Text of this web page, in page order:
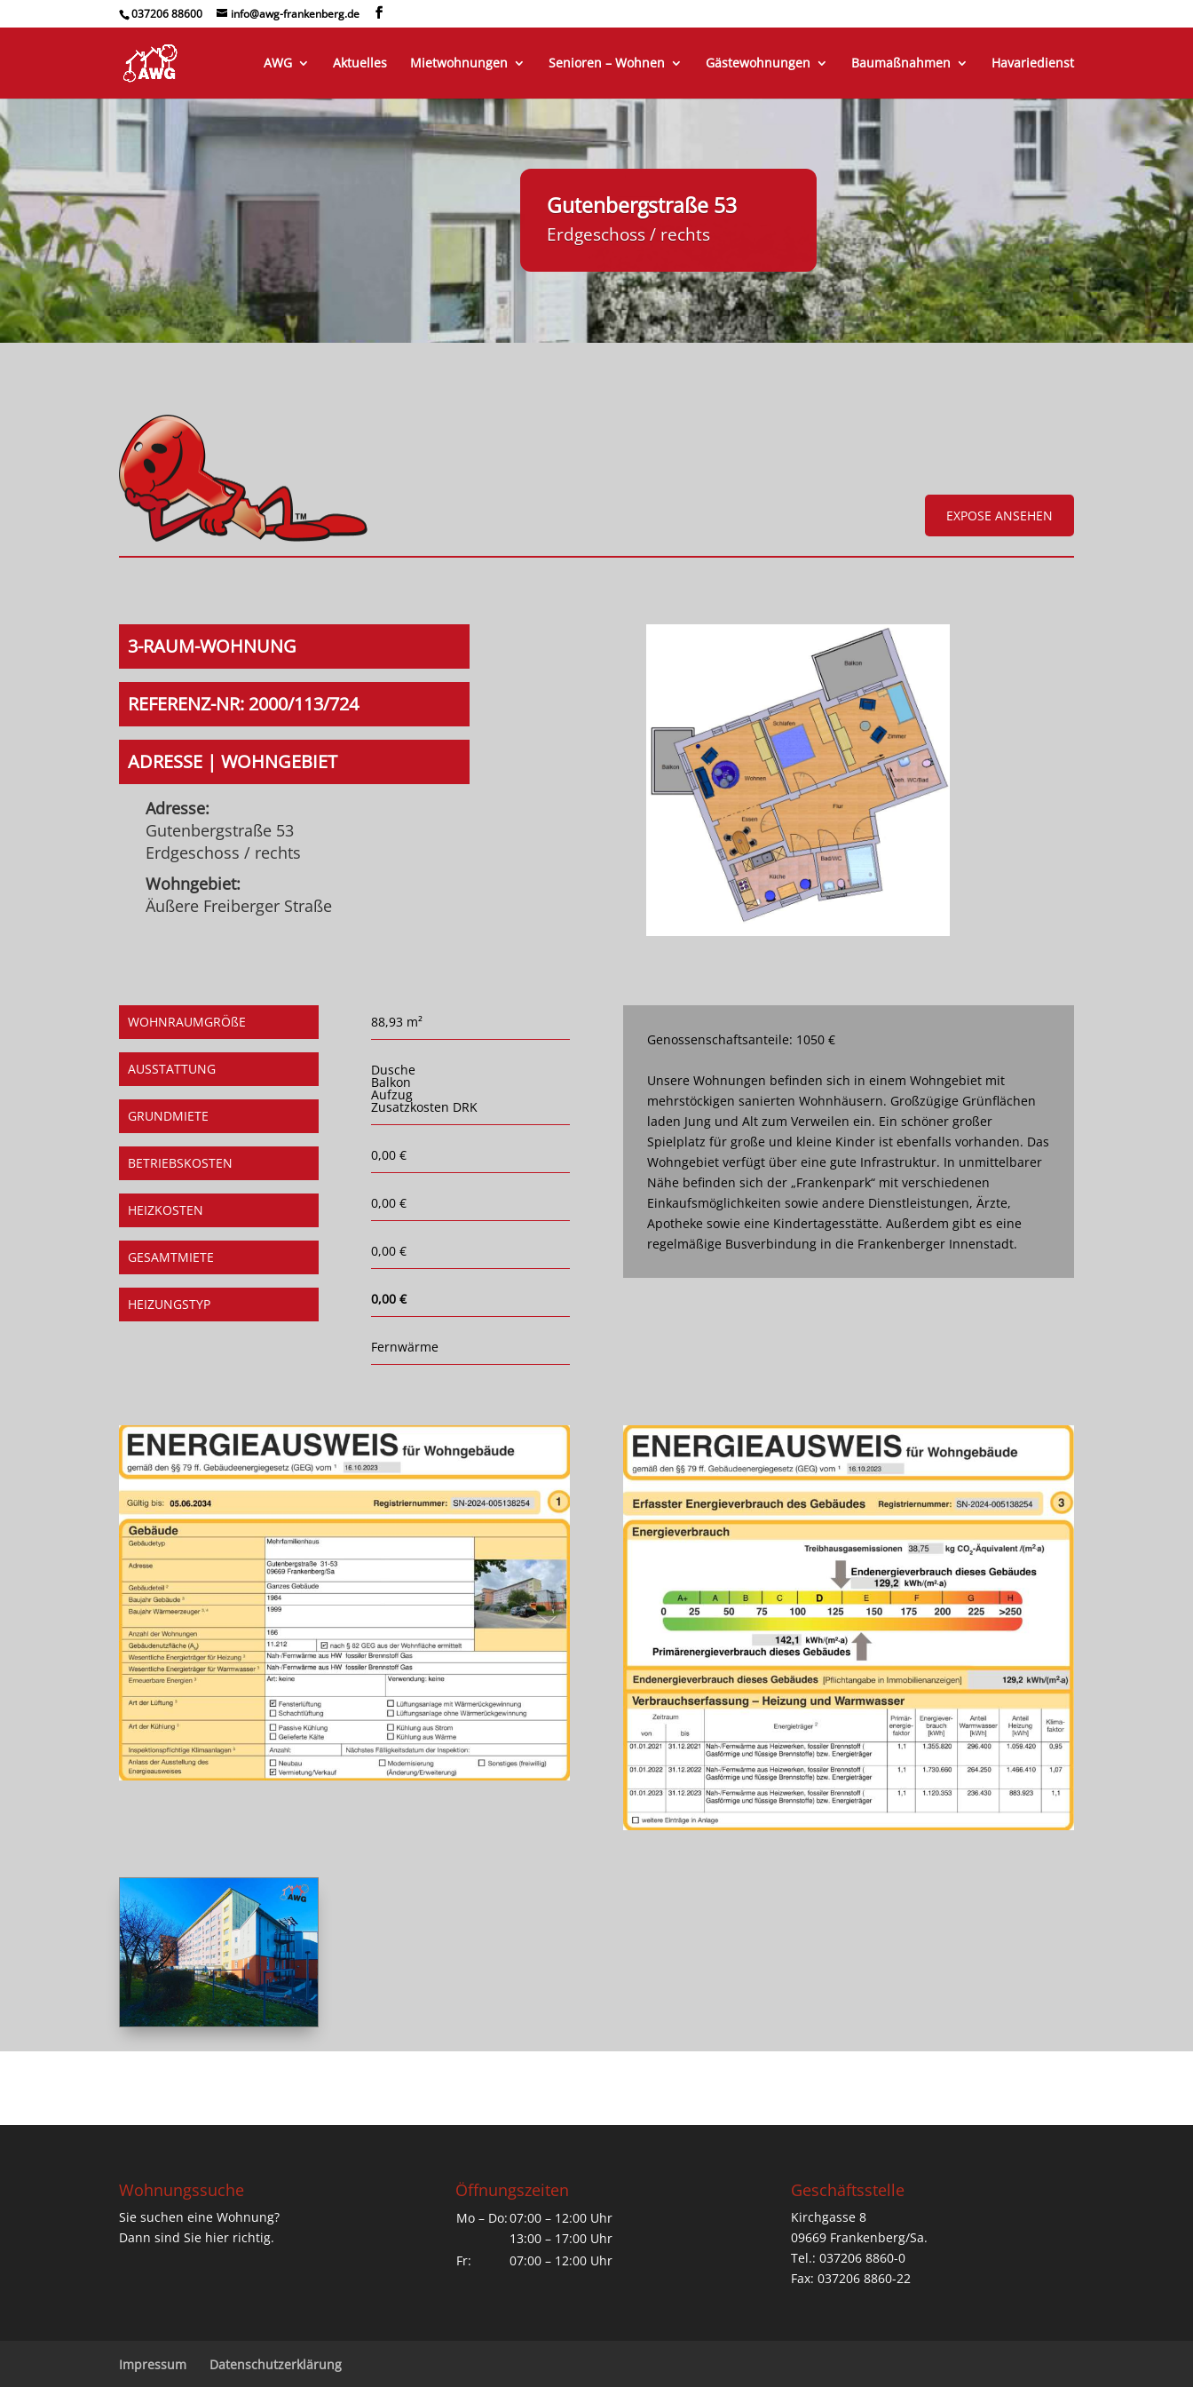
037206 88600 info@awg-frankenberg.de
AWG Aktuelles Mietwohnungen Senioren – Wohnen Gästewohnungen Baumaßnahmen Havariedienst
Gutenbergstraße 53
Erdgeschoss / rechts
EXPOSE ANSEHEN
3-RAUM-WOHNUNG
REFERENZ-NR: 2000/113/724
ADRESSE | WOHNGEBIET
Adresse:
Gutenbergstraße 53
Erdgeschoss / rechts
Wohngebiet:
Äußere Freiberger Straße
WOHNRAUMGRÖßE
AUSSTATTUNG
GRUNDMIETE
BETRIEBSKOSTEN
HEIZKOSTEN
GESAMTMIETE
HEIZUNGSTYP
88,93 m²
Dusche
Balkon
Aufzug
Zusatzkosten DRK
0,00 €
0,00 €
0,00 €
0,00 €
Fernwärme
Genossenschaftsanteile: 1050 €
Unsere Wohnungen befinden sich in einem Wohngebiet mit
mehrstöckigen sanierten Wohnhäusern. Großzügige Grünflächen
laden Jung und Alt zum Verweilen ein. Ein schöner großer
Spielplatz für große und kleine Kinder ist ebenfalls vorhanden. Das
Wohngebiet verfügt über eine gute Infrastruktur. In unmittelbarer
Nähe befinden sich der „Frankenpark“ mit verschiedenen
Einkaufsmöglichkeiten sowie andere Dienstleistungen, Ärzte,
Apotheke sowie eine Kindertagesstätte. Außerdem gibt es eine
regelmäßige Busverbindung in die Frankenberger Innenstadt.
Wohnungssuche
Sie suchen eine Wohnung?
Dann sind Sie hier richtig.
Öffnungszeiten
Mo – Do:07:00 – 12:00 Uhr
13:00 – 17:00 Uhr
Fr:
07:00 – 12:00 Uhr
Geschäftsstelle
Kirchgasse 8
09669 Frankenberg/Sa.
Tel.: 037206 8860-0
Fax: 037206 8860-22
Impressum Datenschutzerklärung